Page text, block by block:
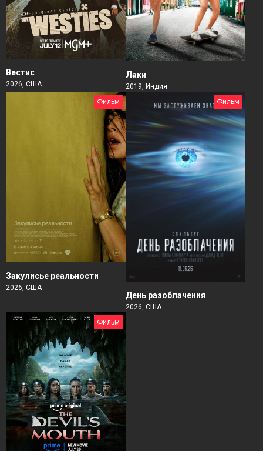
Вестис
2026, США
Лаки
2019, Индия
Фильм
Закулисье реальности
2026, США
Фильм
День разоблачения
2026, США
Фильм